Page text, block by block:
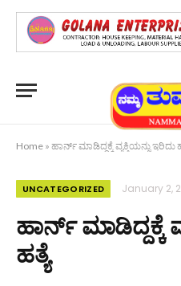
Home » ಹಾರ್ನ್ ಮಾಡಿದ್ದಕ್ಕೆ ವ್ಯಕ್ತಿಯನ್ನು ಇರಿದು
UNCATEGORIZED January 2,
ಹಾರ್ನ್ ಮಾಡಿದ್ದಕ್ಕೆ
ಹತ್ಯೆ